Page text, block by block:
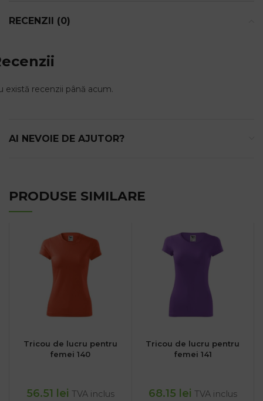
RECENZII (0)
există recenzii până acum.
AI NEVOIE DE AJUTOR?
PRODUSE SIMILARE
Tricou de lucru pentru
femei 140
56.51 lei TVA inclus
Tricou de lucru pentru
femei 141
68.15 lei TVA inclus